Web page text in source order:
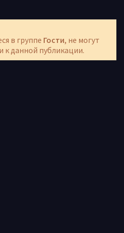
в группе Гости, не могут
к данной публикации.